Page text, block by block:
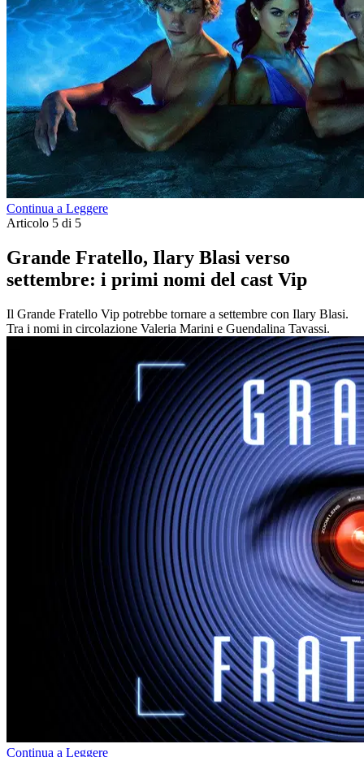
Continua a Leggere
Articolo 5 di 5
Grande Fratello, Ilary Blasi verso
settembre: i primi nomi del cast Vip
Il Grande Fratello Vip potrebbe tornare a settembre con Ilary Blasi.
Tra i nomi in circolazione Valeria Marini e Guendalina Tavassi.
Continua a Leggere